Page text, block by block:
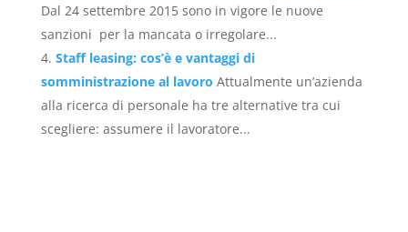
Dal 24 settembre 2015 sono in vigore le nuove
sanzioni per la mancata o irregolare...
Staff leasing: cos’è e vantaggi di
somministrazione al lavoro Attualmente un’azienda
alla ricerca di personale ha tre alternative tra cui
scegliere: assumere il lavoratore...